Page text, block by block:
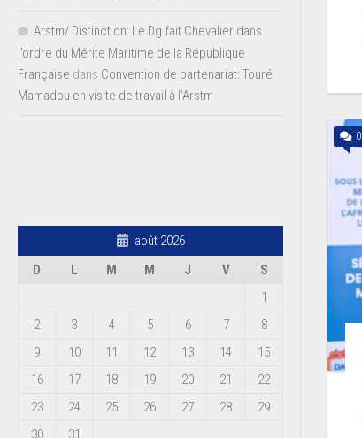
0
Arstm/ Distinction: Le Dg fait Chevalier dans
l’ordre du Mérite Maritime de la République
Française dans Convention de partenariat: Touré
Mamadou en visite de travail à l’Arstm
août 2026
D
L M M J V
S
1
2
3 4 5 6 7
8
9
10 11 12 13 14
15
16
17 18 19 20 21
22
23
24 25 26 27 28
29
30
31